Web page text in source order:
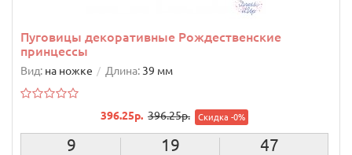
Пуговицы декоративные Рождественские
принцессы
Вид: на ножке Длина: 39 мм
396.25р. 396.25р. Скидка -0%
9 19 46